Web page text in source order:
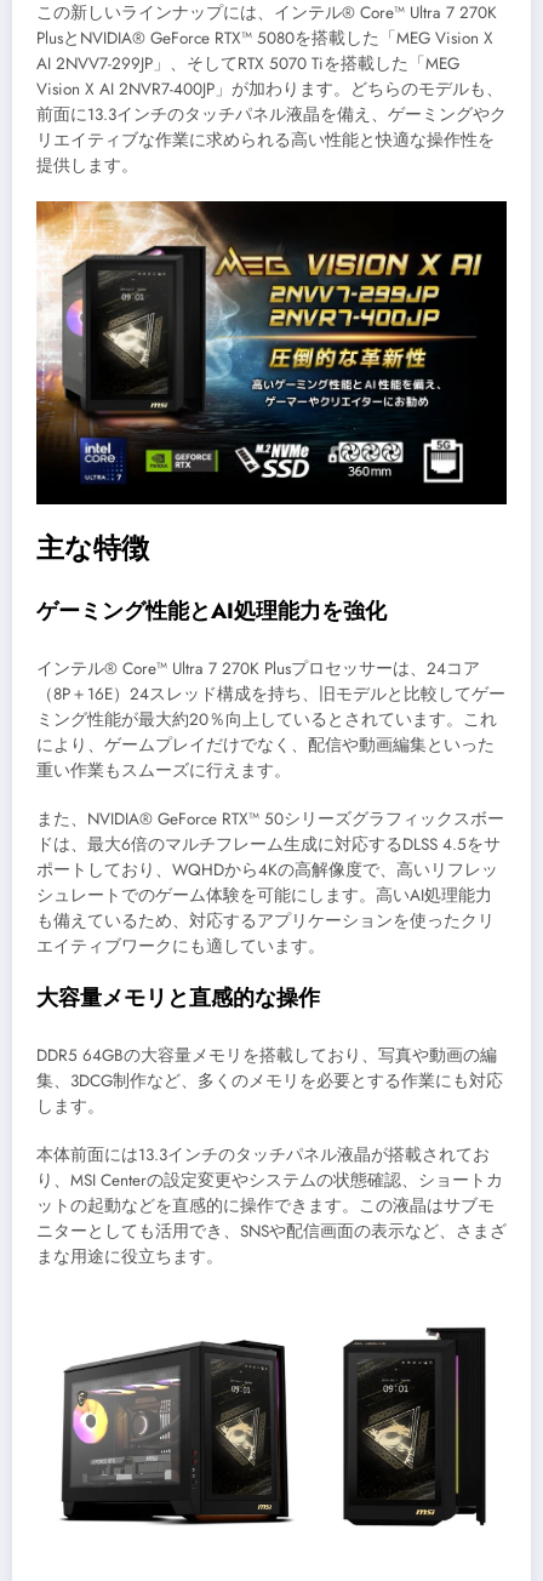
この新しいラインナップには、インテル® Core™ Ultra 7 270K
PlusとNVIDIA® GeForce RTX™ 5080を搭載した「MEG Vision X
AI 2NVV7-299JP」、そしてRTX 5070 Tiを搭載した「MEG
Vision X AI 2NVR7-400JP」が加わります。どちらのモデルも、
前面に13.3インチのタッチパネル液晶を備え、ゲーミングやク
リエイティブな作業に求められる高い性能と快適な操作性を
提供します。
主な特徴
ゲーミング性能とAI処理能力を強化
インテル® Core™ Ultra 7 270K Plusプロセッサーは、24コア
（8P＋16E）24スレッド構成を持ち、旧モデルと比較してゲー
ミング性能が最大約20％向上しているとされています。これ
により、ゲームプレイだけでなく、配信や動画編集といった
重い作業もスムーズに行えます。
また、NVIDIA® GeForce RTX™ 50シリーズグラフィックスボー
ドは、最大6倍のマルチフレーム生成に対応するDLSS 4.5をサ
ポートしており、WQHDから4Kの高解像度で、高いリフレッ
シュレートでのゲーム体験を可能にします。高いAI処理能力
も備えているため、対応するアプリケーションを使ったクリ
エイティブワークにも適しています。
大容量メモリと直感的な操作
DDR5 64GBの大容量メモリを搭載しており、写真や動画の編
集、3DCG制作など、多くのメモリを必要とする作業にも対応
します。
本体前面には13.3インチのタッチパネル液晶が搭載されてお
り、MSI Centerの設定変更やシステムの状態確認、ショートカ
ットの起動などを直感的に操作できます。この液晶はサブモ
ニターとしても活用でき、SNSや配信画面の表示など、さまざ
まな用途に役立ちます。